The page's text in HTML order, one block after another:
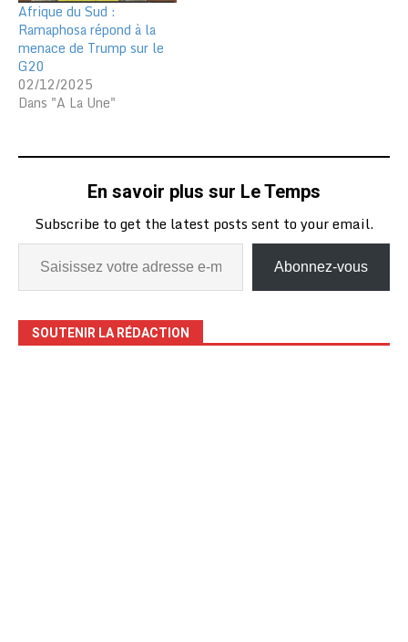
Afrique du Sud :
Ramaphosa répond à la
menace de Trump sur le
G20
02/12/2025
Dans "A La Une"
En savoir plus sur Le Temps
Subscribe to get the latest posts sent to your email.
Abonnez-vous
SOUTENIR LA RÉDACTION